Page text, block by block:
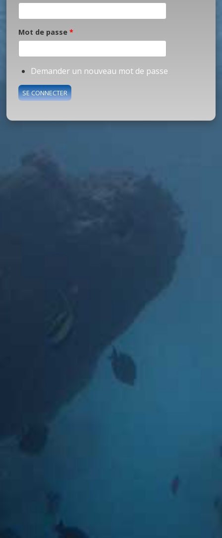
Mot de passe*
Demander un nouveau mot de passe